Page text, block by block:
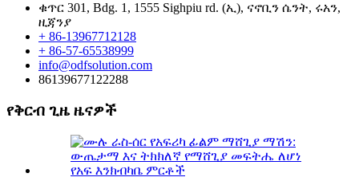
ቁጥር 301, Bdg. 1, 1555 Sighpiu rd. (ኢ), ናኖቢን ሴንት, ሩአን,
ዚጃንያ
+ 86-13967712128
+ 86-57-65538999
info@odfsolution.com
86139677122288
የቅርብ ጊዜ ዜናዎች